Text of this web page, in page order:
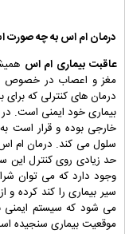
درمان ام اس به چه صورت
عاقبت بیماری ام اس
مغز و اعصاب در خصوص
درمان های کنترلی که
بیماری خود ایمنی است.
خارجی بوده و قرار است
سلول می کند. درمان ام
حد زیادی روی کنترل این
وجود دارد که می توان
سیر بیماری را کند کرده
می شود که سیستم ایمنی
موقعیت بیماری سنجیده